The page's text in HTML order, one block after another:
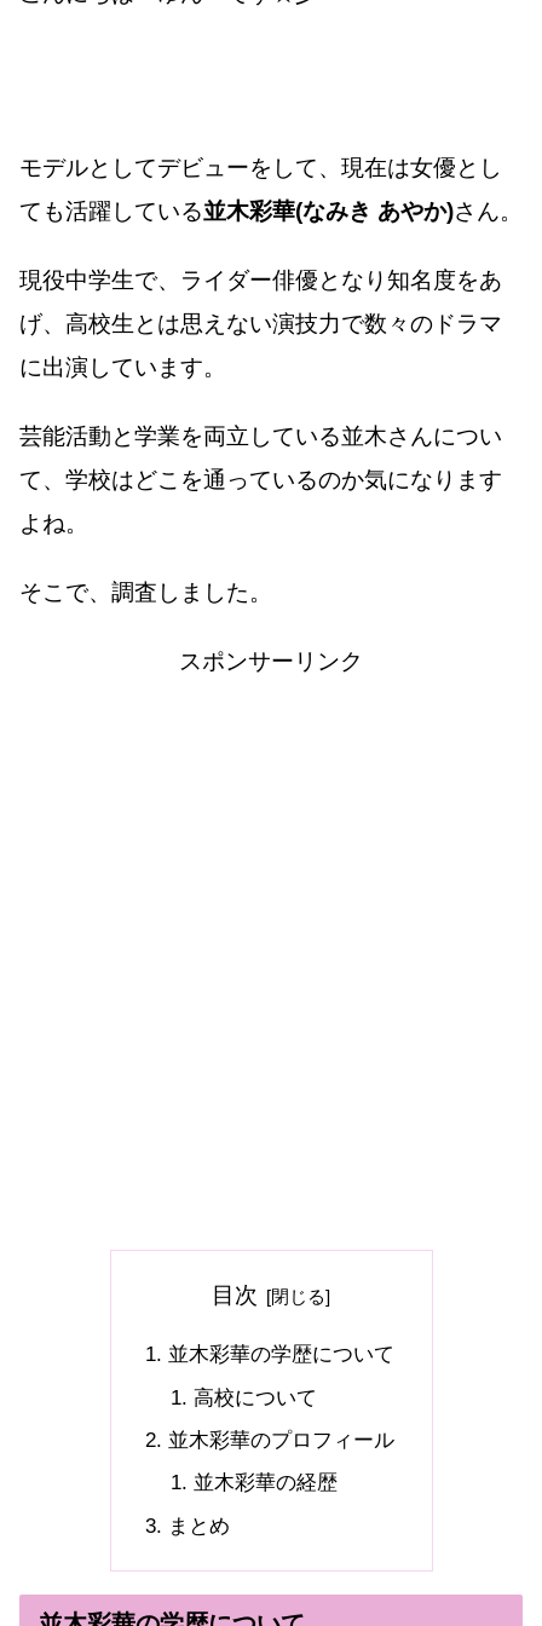
モデルとしてデビューをして、現在は女優とし
ても活躍している並木彩華(なみき あやか)さん。
現役中学生で、ライダー俳優となり知名度をあ
げ、高校生とは思えない演技力で数々のドラマ
に出演しています。
芸能活動と学業を両立している並木さんについ
て、学校はどこを通っているのか気になります
よね。
そこで、調査しました。
スポンサーリンク
目次
並木彩華の学歴について
高校について
並木彩華のプロフィール
並木彩華の経歴
まとめ